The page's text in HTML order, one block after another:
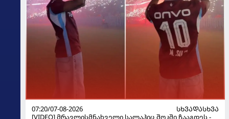
07:20/07-08-2026
ᲡᲮᲕᲐᲓᲐᲡᲮᲕᲐ
[VIDEO] მრავლისმნახველი სალაჰიც შოკში ჩააგდეს -